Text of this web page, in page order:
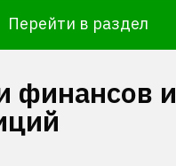
Перейти в раздел
финансов и